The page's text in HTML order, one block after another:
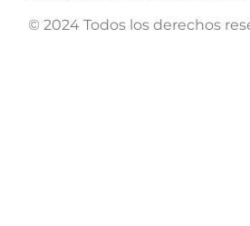
© 2024 Todos los derechos